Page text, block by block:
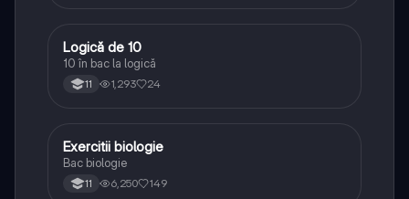
Logică
Logică de 10
10 în bac la logică
11 1,293 24
Biologie
Exercitii biologie
Bac biologie
11 6,250 149